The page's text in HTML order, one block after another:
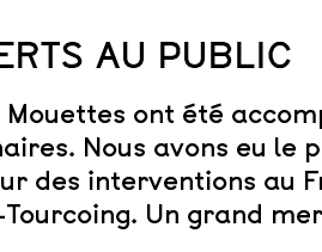
AU PUBLIC
ont été
Nous avons eu le
des interventions au
Un grand